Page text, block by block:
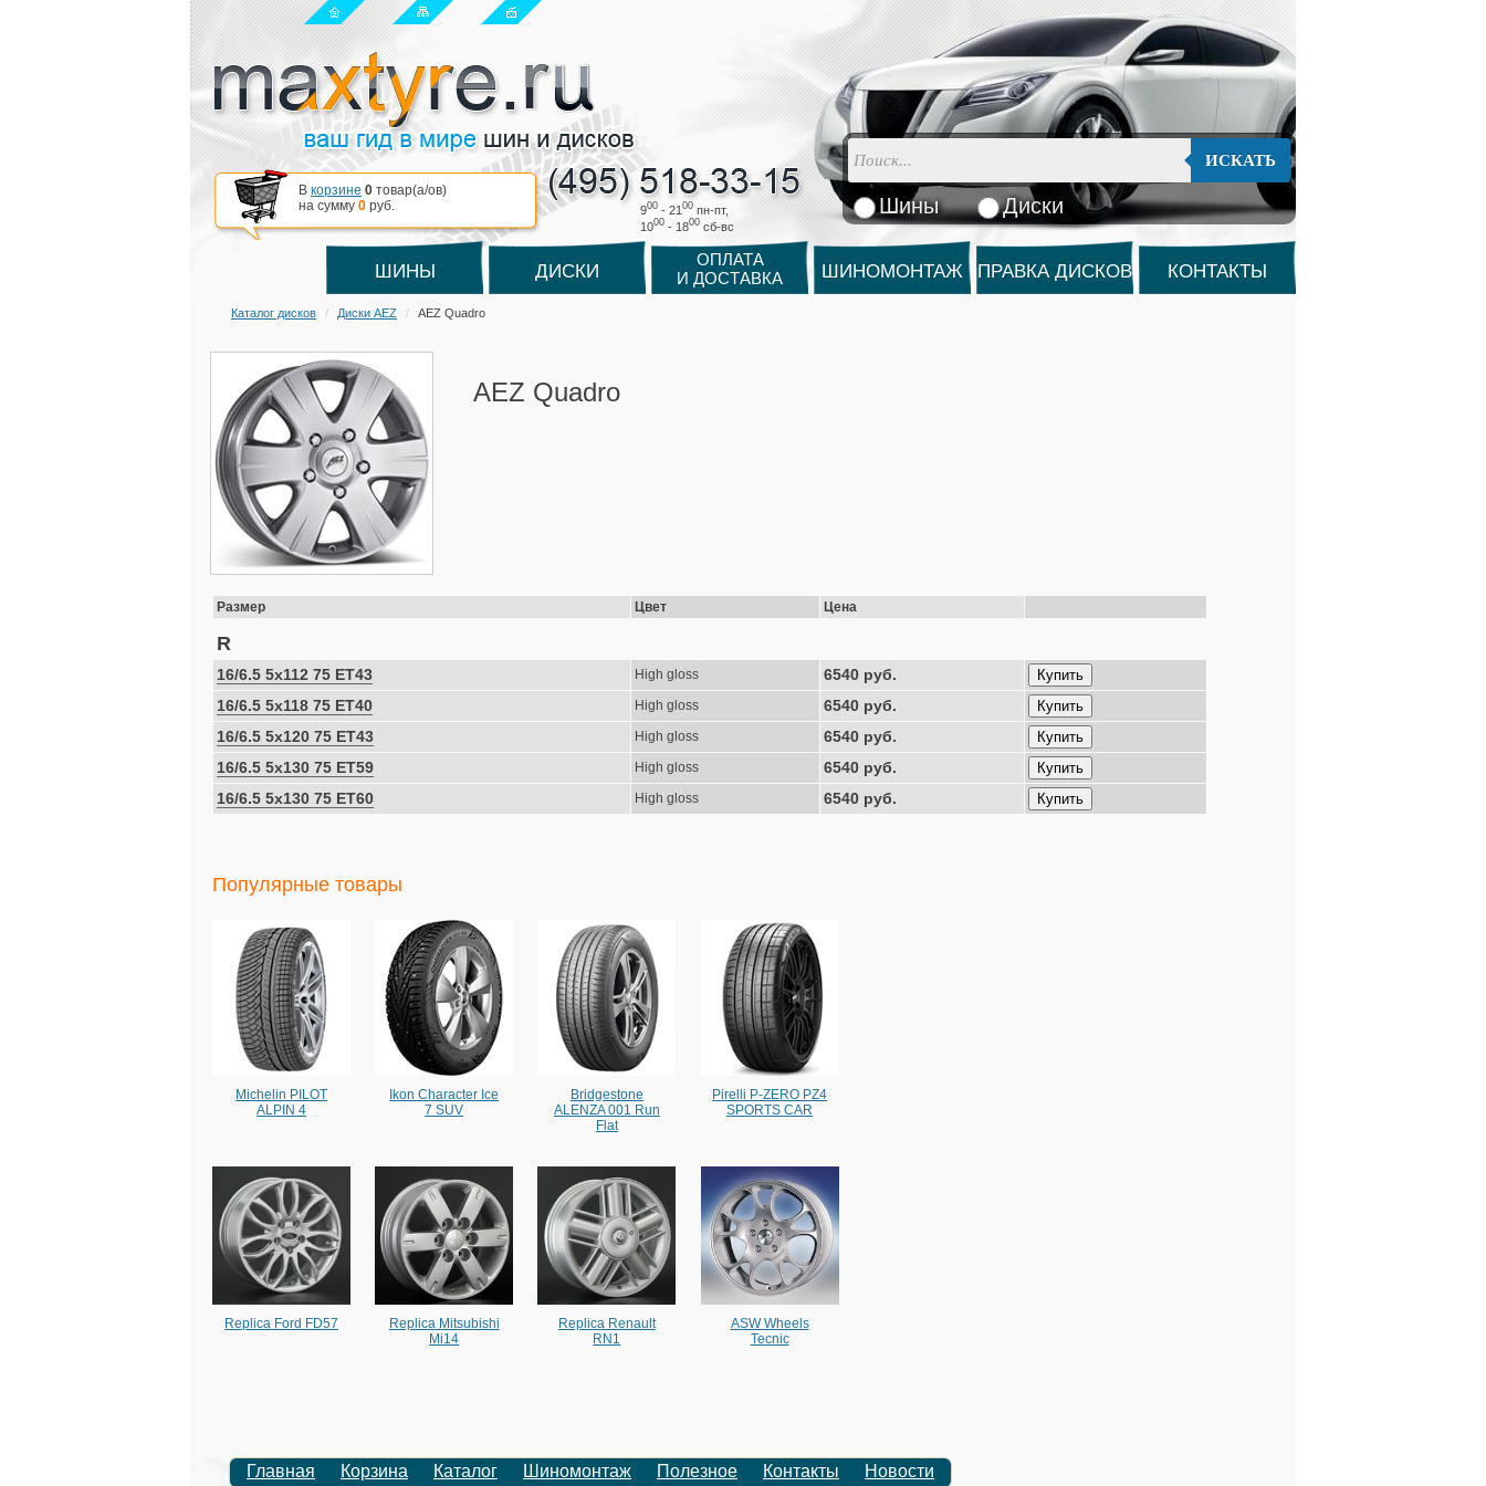
900 - 21 00 пн-пт,
1000 - 1800 cб-вс
ИСКАТЬ
Шины Диски
В корзине 0 товар(a/ов)
на сумму 0 руб.
ШИНЫ ДИСКИ
ОПЛАТА
И ДОСТАВКА
ШИНОМОНТАЖ ПРАВКА ДИСКОВ КОНТАКТЫ
Каталог дисков Диски AEZ AEZ Quadro
AEZ Quadro
Размер Цвет Цена
R
16/6.5 5x112 75 ET43 High gloss
6540 руб.
16/6.5 5x118 75 ET40
High gloss
6540 руб.
16/6.5 5x120 75 ET43
High gloss
6540 руб.
16/6.5 5x130 75 ET59
High gloss
6540 руб.
16/6.5 5x130 75 ET60
High gloss 6540 руб.
Популярные товары
Michelin PILOT
ALPIN 4
Ikon Character Ice
7 SUV
Bridgestone
ALENZA 001 Run
Flat
Pirelli P-ZERO PZ4
SPORTS CAR
Replica Ford FD57
Replica Mitsubishi
Mi14
Replica Renault
RN1
ASW Wheels
Tecnic
Главная Корзина Каталог Шиномонтаж Полезное Контакты Новости